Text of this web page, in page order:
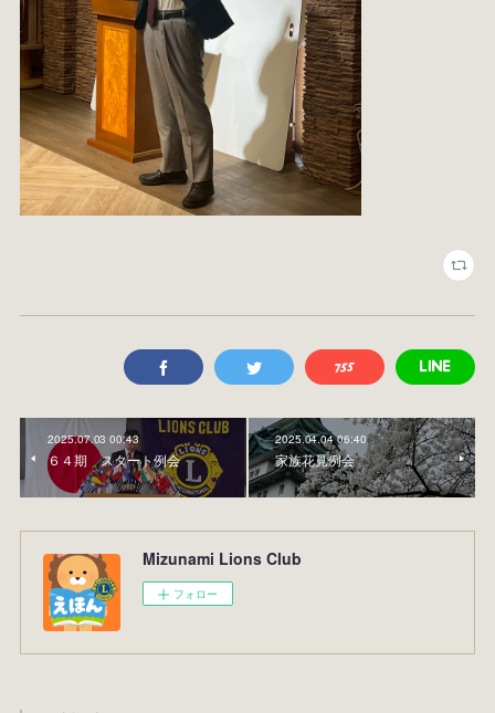
2025.07.03 00:43
６４期 スタート例会
2025.04.04 06:40
家族花見例会
Mizunami Lions Club
フォロー